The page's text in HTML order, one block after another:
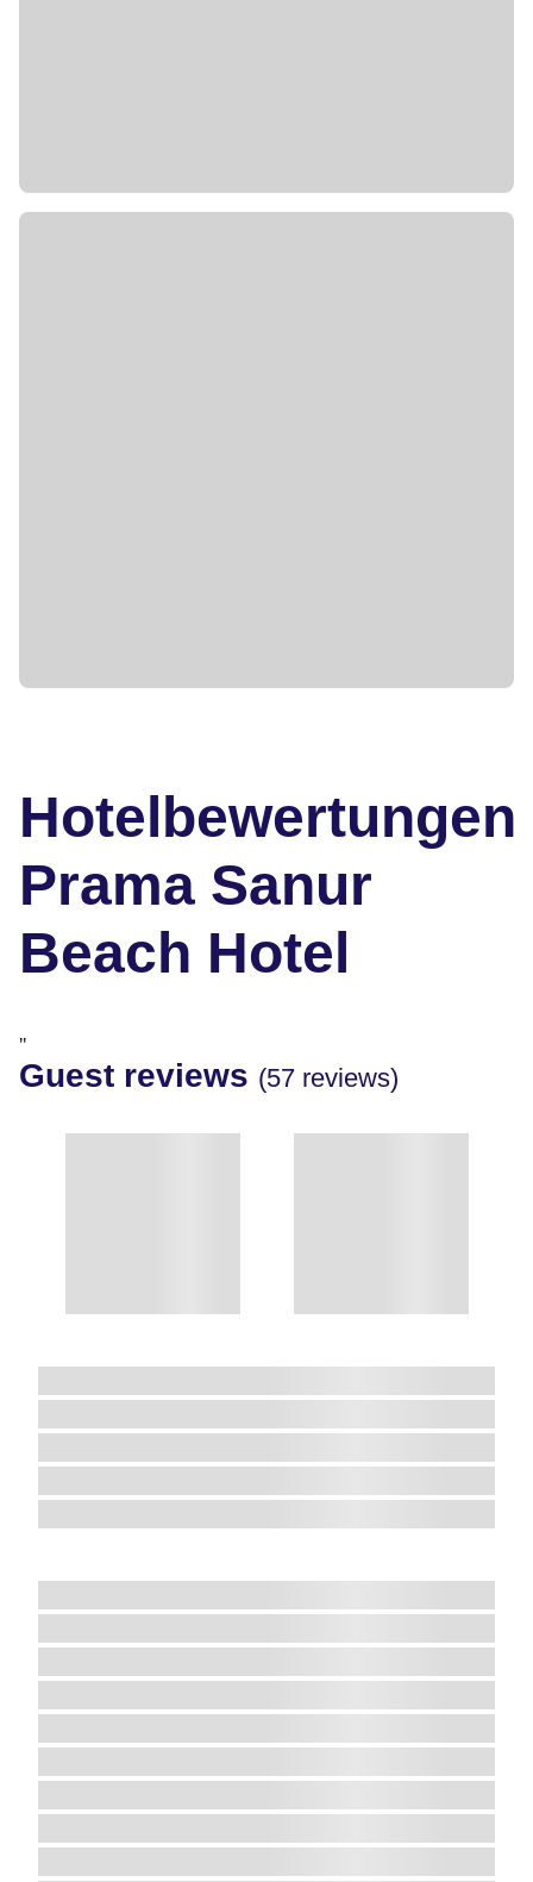
Hotelbewertungen
Prama Sanur
Beach Hotel
"
Guest reviews (57 reviews)